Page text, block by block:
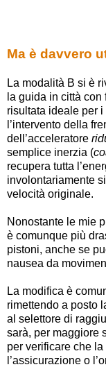
Ma è davvero
La modalità B si è
la guida in città
risultata ideale per
l’intervento della
dell’acceleratore
semplice inerzia (
recupera tutta
involontariamente
velocità originale.
Nonostante le mie
è comunque più
pistoni, anche se
nausea da
La modifica è
rimettendo a posto
al selettore di
sarà, per maggiore
per verificare che
l’assicurazione o